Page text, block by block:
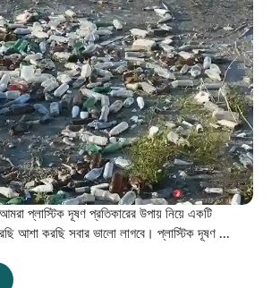
প্লাস্টিক দূষণ প্রতিকারের উপায় নিয়ে একটি
আশা করছি সবার ভালো লাগবে। প্লাস্টিক দূষণ ...